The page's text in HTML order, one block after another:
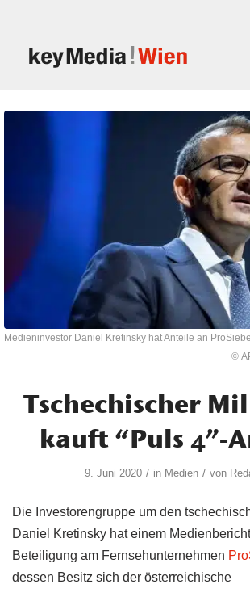
Medieninvestor Daniel Kretinsky hat Anteile an
©
Tschechischer
kauft “Puls 4”-
9. Juni 2020 / in Medien / von
Die Investorengruppe um den
Daniel Kretinsky hat einem
Beteiligung am Fernsehunternehmen
dessen Besitz sich der österreichische